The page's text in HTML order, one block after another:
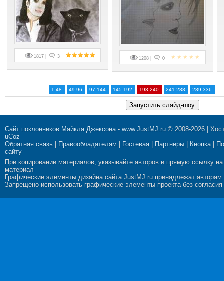
1817 | 3 1208 | 0
1-48 49-96 97-144 145-192 193-240 241-288 289-336 ...
Сайт поклонников Майкла Джексона- www.JustMJ.ru © 2008-2026 |
uCoz
Обратная связь
Правообладателям Гостевая Партнеры Кнопка|
сайту
При копировании материалов, указывайте авторов и прямую ссылку на
материал
Графические элементы дизайна сайта JustMJ.ru принадлежат авторам
Запрещено использовать графические элементы проекта без согласия